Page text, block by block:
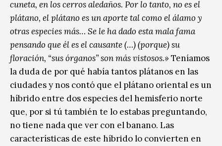
cuneta, en los cerros aledaños. Por lo tanto, no es el
plátano, el plátano es un aporte tal como el álamo y
otras especies más… Se le ha dado esta mala fama
pensando que él es el causante (…) (porque) su
floración, “sus órganos” son más vistosos.» Teníamos
la duda de por qué había tantos plátanos en las
ciudades y nos contó que el plátano oriental es un
híbrido entre dos especies del hemisferio norte
que, por si tú también te lo estabas preguntando,
no tiene nada que ver con el banano. Las
características de este híbrido lo convierten en